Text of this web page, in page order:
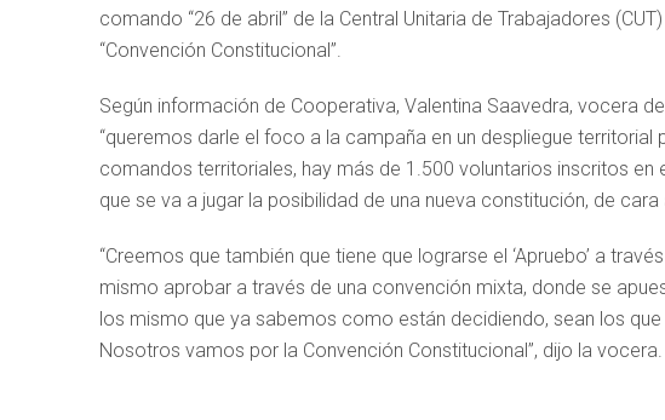
comando “26 de abril” de la Central Unitaria de Trabajadores
“Convención Constitucional”.
Según información de Cooperativa, Valentina Saavedra, vocera
“queremos darle el foco a la campaña en un despliegue
comandos territoriales, hay más de 1.500 voluntarios inscritos
que se va a jugar la posibilidad de una nueva constitución, de
“Creemos que también que tiene que lograrse el ‘Apruebo’ a
mismo aprobar a través de una convención mixta, donde se
los mismo que ya sabemos como están decidiendo, sean los
Nosotros vamos por la Convención Constitucional”, dijo la vocera.